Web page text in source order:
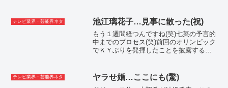
が…NHK党の立花孝志党首って本当にウ
ザいよねって...
テレビ業界・芸能界ネタ 池江璃花子…見事に散った(祝)
もう１週間経つんですね(笑)七菜の予言的
中までのプロセス(笑)前回のオリンピック
でＫＹぶりを発揮したことを披露するだ
メンバーから村八分にされていた事に気
がつかないく...
テレビ業界・芸能界ネタ ヤラせ婚…ここにも(驚)